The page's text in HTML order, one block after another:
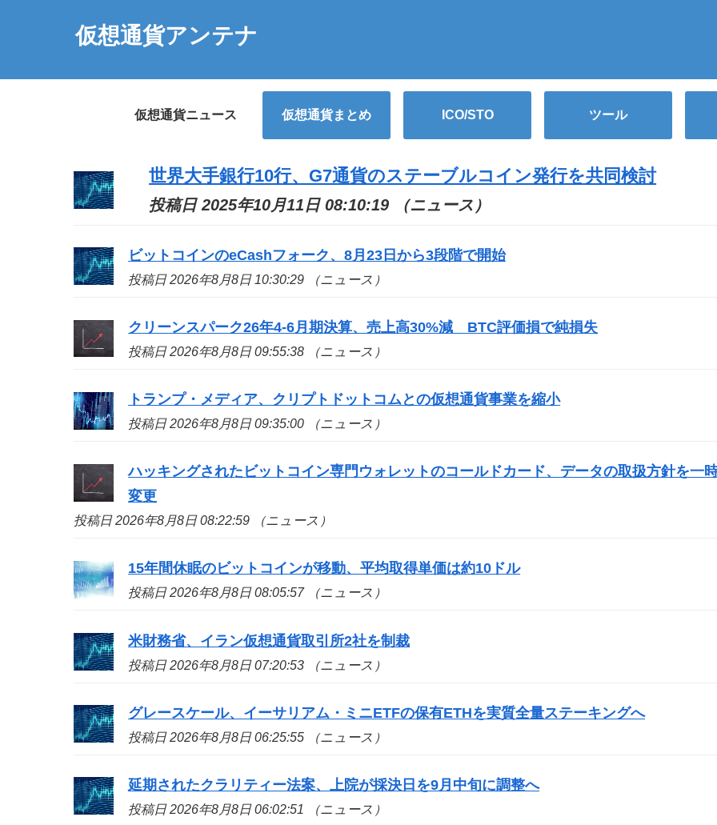
仮想通貨アンテナ
仮想通貨ニュース 仮想通貨まとめ ICO/STO ツール
世界大手銀行10行、G7通貨のステーブルコイン発行を共同検討
投稿日 2025年10月11日 08:10:19 （ニュース）
ビットコインのeCashフォーク、8月23日から3段階で開始
投稿日 2026年8月8日 10:30:29 （ニュース）
クリーンスパーク26年4-6月期決算、売上高30%減 BTC評価損で純損失
投稿日 2026年8月8日 09:55:38 （ニュース）
トランプ・メディア、クリプトドットコムとの仮想通貨事業を縮小
投稿日 2026年8月8日 09:35:00 （ニュース）
ハッキングされたビットコイン専門ウォレットのコールドカード、データの取扱方針を一
変更
投稿日 2026年8月8日 08:22:59 （ニュース）
15年間休眠のビットコインが移動、平均取得単価は約10ドル
投稿日 2026年8月8日 08:05:57 （ニュース）
米財務省、イラン仮想通貨取引所2社を制裁
投稿日 2026年8月8日 07:20:53 （ニュース）
グレースケール、イーサリアム・ミニETFの保有ETHを実質全量ステーキングへ
投稿日 2026年8月8日 06:25:55 （ニュース）
延期されたクラリティー法案、上院が採決日を9月中旬に調整へ
投稿日 2026年8月8日 06:02:51 （ニュース）